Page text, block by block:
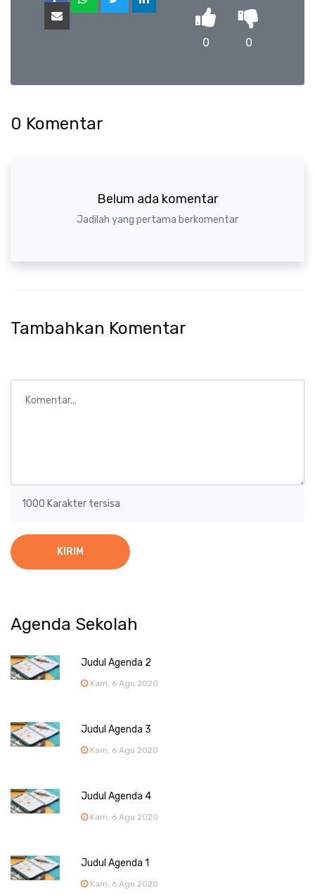
0 0
0 Komentar
Belum ada komentar
Jadilah yang pertama berkomentar
Tambahkan Komentar
1000 Karakter tersisa
KIRIM
Agenda Sekolah
Judul Agenda 2
Kam, 6 Agu 2020
Judul Agenda 3
Kam, 6 Agu 2020
Judul Agenda 4
Kam, 6 Agu 2020
Judul Agenda 1
Kam, 6 Agu 2020